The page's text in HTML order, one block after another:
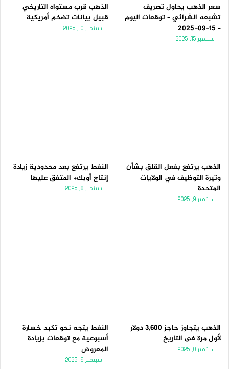
سعر الذهب يحاول تصريف
تشبعه الشرائي – توقعات اليوم
– 15-09-2025
سبتمبر 15, 2025
الذهب قرب مستواه التاريخي
قبيل بيانات تضخم أمريكية
سبتمبر 10, 2025
الذهب يرتفع بفعل القلق بشأن
وتيرة التوظيف في الولايات
المتحدة
سبتمبر 9, 2025
النفط يرتفع بعد محدودية زيادة
إنتاج أوبك+ المتفق عليها
سبتمبر 8, 2025
الذهب يتجاوز حاجز 3,600 دولار
لأول مرة فى التاريخ
سبتمبر 8, 2025
النفط يتجه نحو تكبد خسارة
أسبوعية مع توقعات بزيادة
المعروض
سبتمبر 6, 2025